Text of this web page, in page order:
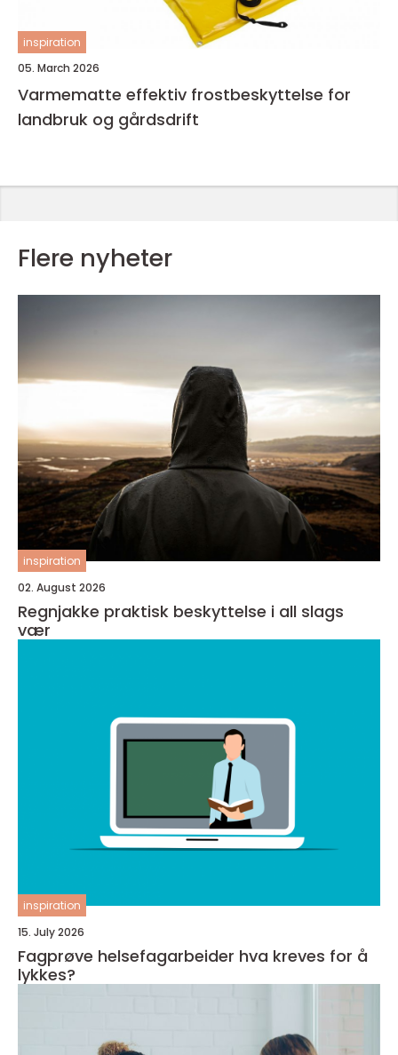
inspiration
05. March 2026
Varmematte effektiv frostbeskyttelse for
landbruk og gårdsdrift
Flere nyheter
inspiration
02. August 2026
Regnjakke praktisk beskyttelse i all slags
vær
inspiration
15. July 2026
Fagprøve helsefagarbeider hva kreves for å
lykkes?